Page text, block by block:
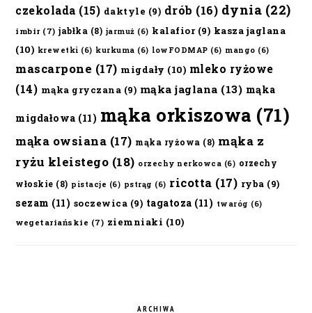
czekolada (15) daktyle (9) drób (16) dynia (22)
imbir (7) jabłka (8) jarmuż (6) kalafior(9) kasza jaglana
(10) krewetki (6) kurkuma (6) lowFODMAP (6) mango (6)
mascarpone (17) migdały (10) mleko ryżowe
(14) mąka gryczana (9) mąka jaglana (13) mąka
migdałowa (11) mąka orkiszowa (71)
mąka owsiana (17) mąka ryżowa (8) mąka z
ryżu kleistego (18) orzechy nerkowca (6) orzechy
włoskie (8) pistacje (6) pstrąg (6) ricotta (17) ryba (9)
sezam (11) soczewica (9) tagatoza (11) twaróg (6)
wegetariańskie (7) ziemniaki (10)
ARCHIWA